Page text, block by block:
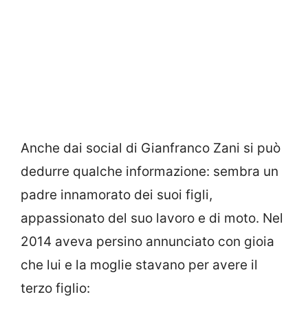
Anche dai social di Gianfranco Zani si può
dedurre qualche informazione: sembra un
padre innamorato dei suoi figli,
appassionato del suo lavoro e di moto. Nel
2014 aveva persino annunciato con gioia
che lui e la moglie stavano per avere il
terzo figlio: